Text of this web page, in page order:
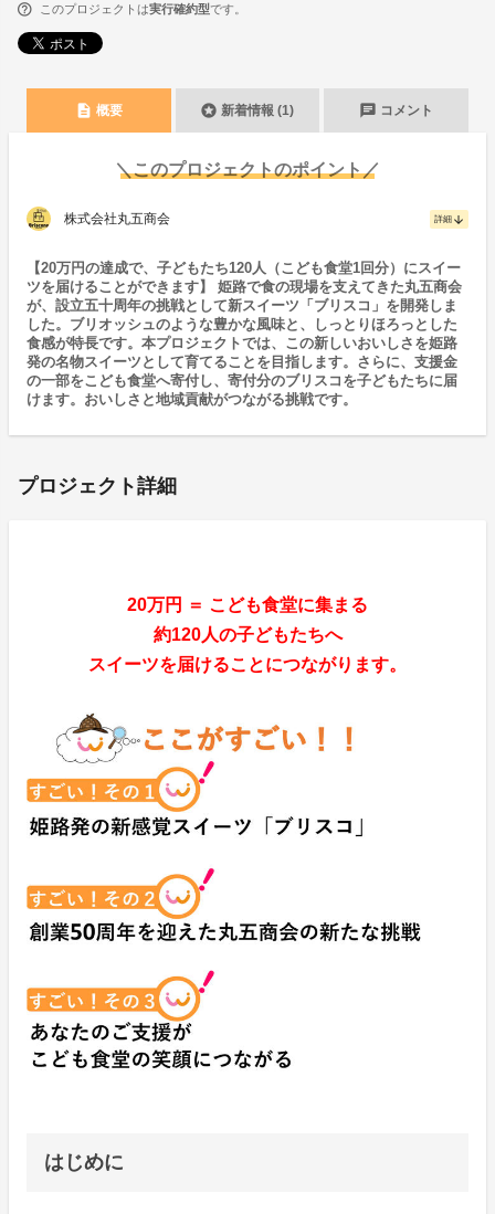
このプロジェクトは実行確約型です。
description 概要 stars 新着情報 (1) chat コメント
＼このプロジェクトのポイント／
株式会社丸五商会 詳細 arrow_downward
【20万円の達成で、子どもたち120人（こども食堂1回分）にスイー
ツを届けることができます】 姫路で食の現場を支えてきた丸五商会
が、設立五十周年の挑戦として新スイーツ「ブリスコ」を開発しま
した。ブリオッシュのような豊かな風味と、しっとりほろっとした
食感が特長です。本プロジェクトでは、この新しいおいしさを姫路
発の名物スイーツとして育てることを目指します。さらに、支援金
の一部をこども食堂へ寄付し、寄付分のブリスコを子どもたちに届
けます。おいしさと地域貢献がつながる挑戦です。
プロジェクト詳細
20万円 ＝ こども食堂に集まる
約120人の子どもたちへ
スイーツを届けることにつながります。
はじめに